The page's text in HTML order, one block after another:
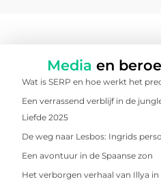
Media en
Wat is SERP en hoe werkt het
Een verrassend verblijf in de
Liefde 2025
De weg naar Lesbos: Ingrids
Een avontuur in de Spaanse zon
Het verborgen verhaal van Illya